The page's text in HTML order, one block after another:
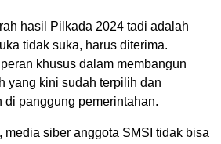
hasil Pilkada 2024 tadi adalah
tidak suka, harus diterima.
khusus dalam membangun
yang kini sudah terpilih dan
di panggung pemerintahan.
media siber anggota SMSI tidak bisa